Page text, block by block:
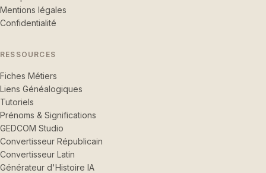
Mentions légales
Confidentialité
RESSOURCES
Fiches Métiers
Liens Généalogiques
Tutoriels
Prénoms & Significations
GEDCOM Studio
Convertisseur Républicain
Convertisseur Latin
Générateur d'Histoire IA